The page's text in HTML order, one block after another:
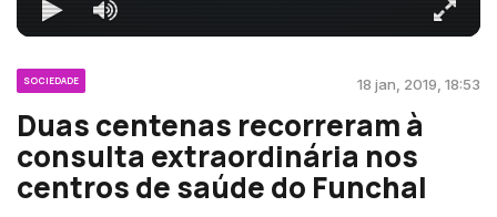
SOCIEDADE 18 jan, 2019, 18:53
Duas centenas recorreram à
consulta extraordinária nos
centros de saúde do Funchal